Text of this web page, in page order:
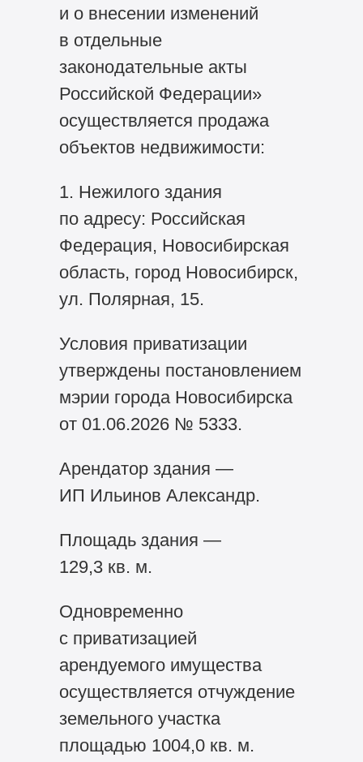
и о внесении изменений
в отдельные
законодательные акты
Российской Федерации»
осуществляется продажа
объектов недвижимости:
1. Нежилого здания
по адресу: Российская
Федерация, Новосибирская
область, город Новосибирск,
ул. Полярная, 15.
Условия приватизации
утверждены постановлением
мэрии города Новосибирска
от 01.06.2026 № 5333.
Арендатор здания —
ИП Ильинов Александр.
Площадь здания —
129,3 кв. м.
Одновременно
с приватизацией
арендуемого имущества
осуществляется отчуждение
земельного участка
площадью 1004,0 кв. м.